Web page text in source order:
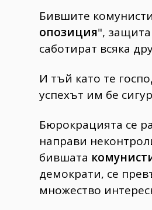
Бившите
опозиция",
саботират всяка
И тъй като те
успехът им бе
Бюрокрацията се
направи
бившата
демократи, се
множество